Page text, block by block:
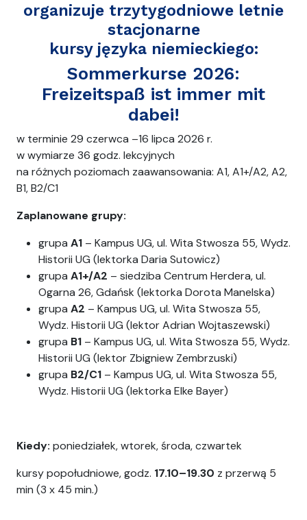
organizuje trzytygodniowe letnie
stacjonarne
kursy języka niemieckiego:
Sommerkurse 2026:
Freizeitspaß ist immer mit
dabei!
w terminie 29 czerwca –16 lipca 2026 r.
w wymiarze 36 godz. lekcyjnych
na różnych poziomach zaawansowania: A1, A1+/A2, A2,
B1, B2/C1
Zaplanowane grupy:
grupa A1 – Kampus UG, ul. Wita Stwosza 55, Wydz.
Historii UG (lektorka Daria Sutowicz)
grupa A1+/A2 – siedziba Centrum Herdera, ul.
Ogarna 26, Gdańsk (lektorka Dorota Manelska)
grupa A2 – Kampus UG, ul. Wita Stwosza 55,
Wydz. Historii UG (lektor Adrian Wojtaszewski)
grupa B1 – Kampus UG, ul. Wita Stwosza 55, Wydz.
Historii UG (lektor Zbigniew Zembrzuski)
grupa B2/C1 – Kampus UG, ul. Wita Stwosza 55,
Wydz. Historii UG (lektorka Elke Bayer)
Kiedy: poniedziałek, wtorek, środa, czwartek
kursy popołudniowe, godz. 17.10–19.30 z przerwą 5
min (3 x 45 min.)